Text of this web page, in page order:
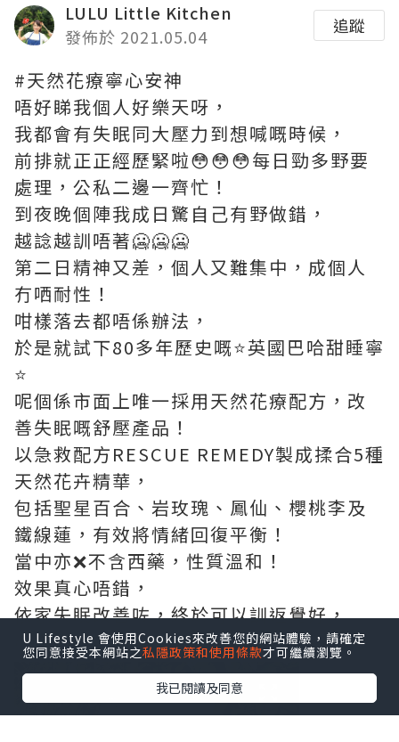
LULU Little Kitchen
發佈於 2021.05.04
追蹤
#天然花療寧心安神
唔好睇我個人好樂天呀，
我都會有失眠同大壓力到想喊嘅時候，
前排就正正經歷緊啦😳😳😳每日勁多野要
處理，公私二邊一齊忙！
到夜晚個陣我成日驚自己有野做錯，
越諗越訓唔著🥶🥶🥶
第二日精神又差，個人又難集中，成個人
冇哂耐性！
咁樣落去都唔係辦法，
於是就試下80多年歷史嘅⭐️英國巴哈甜睡寧
⭐️
呢個係市面上唯一採用天然花療配方，改
善失眠嘅舒壓產品！
以急救配方RESCUE REMEDY製成揉合5種
天然花卉精華，
包括聖星百合、岩玫瑰、鳳仙、櫻桃李及
鐵線蓮，有效將情緒回復平衡！
當中亦❌不含西藥，性質溫和！
效果真心唔錯，
依家失眠改善咗，終於可以訓返覺好，
心情都好左💪🏻💪🏻💪🏻
U Lifestyle 會使用Cookies來改善您的網站體驗，請確定
您同意接受本網站之私隱政策和使用條款才可繼續瀏覽。
我已閱讀及同意